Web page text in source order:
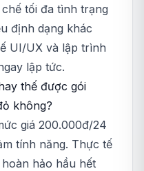
tối đa tình trạng
định dạng khác
UI/UX và lập trình
lập tức.
thế được gói
không?
giá 200.000đ/24
tính năng. Thực tế
hảo hầu hết